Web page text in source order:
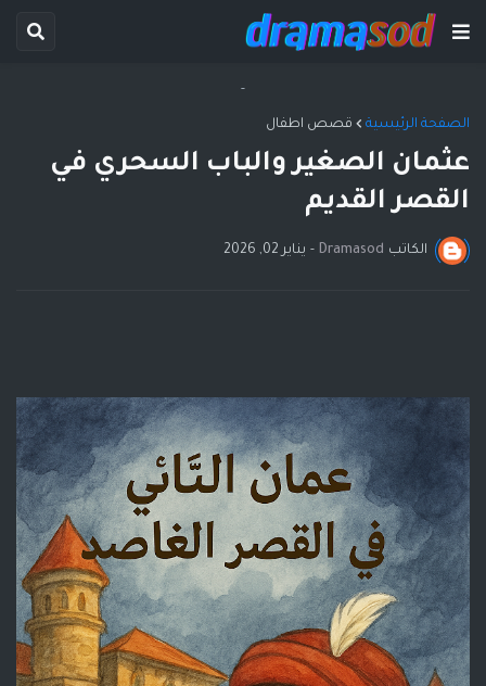
-
الصفحة الرئيسية قصص اطفال
عثمان الصغير والباب السحري في
القصر القديم
الكاتب Dramasod
- يناير 02, 2026